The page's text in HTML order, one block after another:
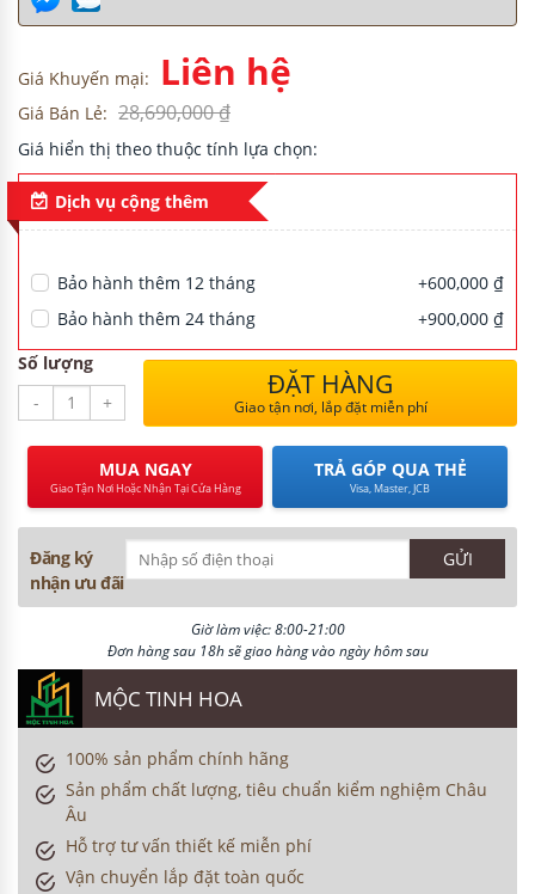
Giá Khuyến mại: Liên hệ
Giá Bán Lẻ: 28,690,000 ₫
Giá hiển thị theo thuộc tính lựa chọn:
Dịch vụ cộng thêm
Bảo hành thêm 12 tháng
+600,000 ₫
Bảo hành thêm 24 tháng
+900,000 ₫
Số lượng
-
+
ĐẶT HÀNG
Giao tận nơi, lắp đặt miễn phí
MUA NGAY
Giao Tận Nơi Hoặc Nhận Tại Cửa Hàng
TRẢ GÓP QUA THẺ
Visa, Master, JCB
Đăng ký
nhận ưu đãi
Giờ làm việc: 8:00-21:00
Đơn hàng sau 18h sẽ giao hàng vào ngày hôm sau
MỘC TINH HOA
100% sản phẩm chính hãng
Sản phẩm chất lượng, tiêu chuẩn kiểm nghiệm Châu
Âu
Hỗ trợ tư vấn thiết kế miễn phí
Vận chuyển lắp đặt toàn quốc